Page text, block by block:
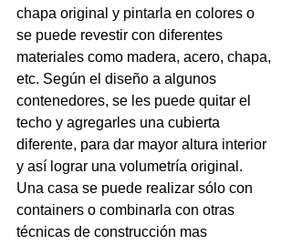
chapa original y pintarla en colores o
se puede revestir con diferentes
materiales como madera, acero, chapa,
etc. Según el diseño a algunos
contenedores, se les puede quitar el
techo y agregarles una cubierta
diferente, para dar mayor altura interior
y así lograr una volumetría original.
Una casa se puede realizar sólo con
containers o combinarla con otras
técnicas de construcción mas